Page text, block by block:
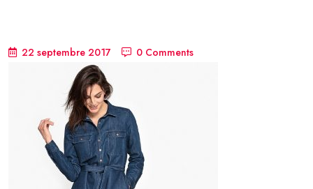
22 septembre 2017 0 Comments